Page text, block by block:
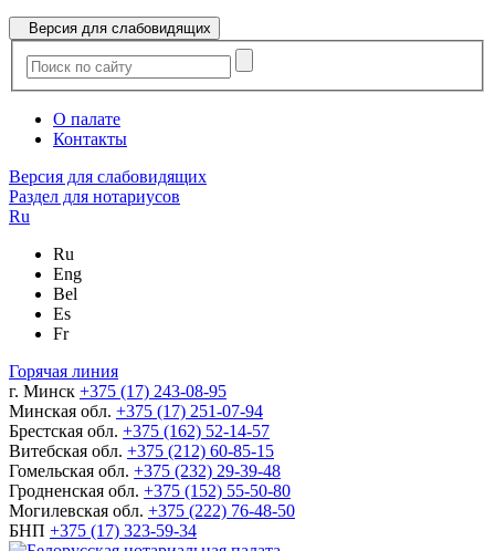
Версия для слабовидящих
О палате
Контакты
Версия для слабовидящих
Раздел для нотариусов
Ru
Ru
Eng
Bel
Es
Fr
Горячая линия
г. Минск +375 (17) 243-08-95
Минская обл. +375 (17) 251-07-94
Брестская обл. +375 (162) 52-14-57
Витебская обл. +375 (212) 60-85-15
Гомельская обл. +375 (232) 29-39-48
Гродненская обл. +375 (152) 55-50-80
Могилевская обл. +375 (222) 76-48-50
БНП +375 (17) 323-59-34